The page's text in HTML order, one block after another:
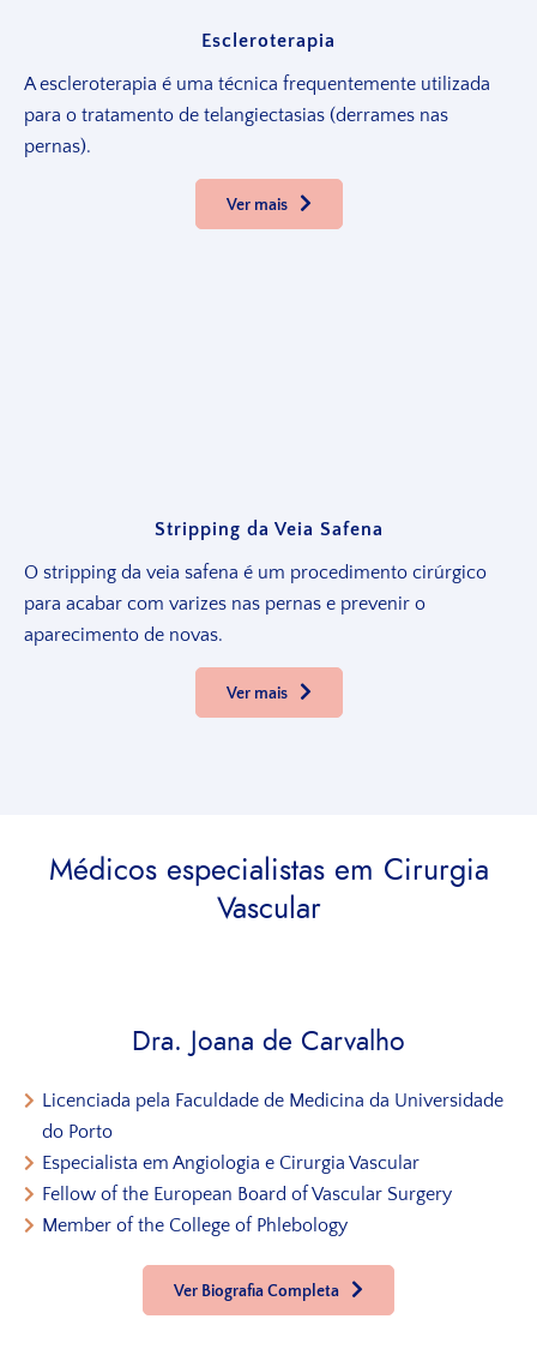
Escleroterapia
A escleroterapia é uma técnica frequentemente utilizada
para o tratamento de telangiectasias (derrames nas
pernas).
Ver mais
Stripping da Veia Safena
O stripping da veia safena é um procedimento cirúrgico
para acabar com varizes nas pernas e prevenir o
aparecimento de novas.
Ver mais
Médicos especialistas em Cirurgia
Vascular
Dra. Joana de Carvalho
Licenciada pela Faculdade de Medicina da Universidade
do Porto
Especialista em Angiologia e Cirurgia Vascular
Fellow of the European Board of Vascular Surgery
Member of the College of Phlebology
Ver Biografia Completa